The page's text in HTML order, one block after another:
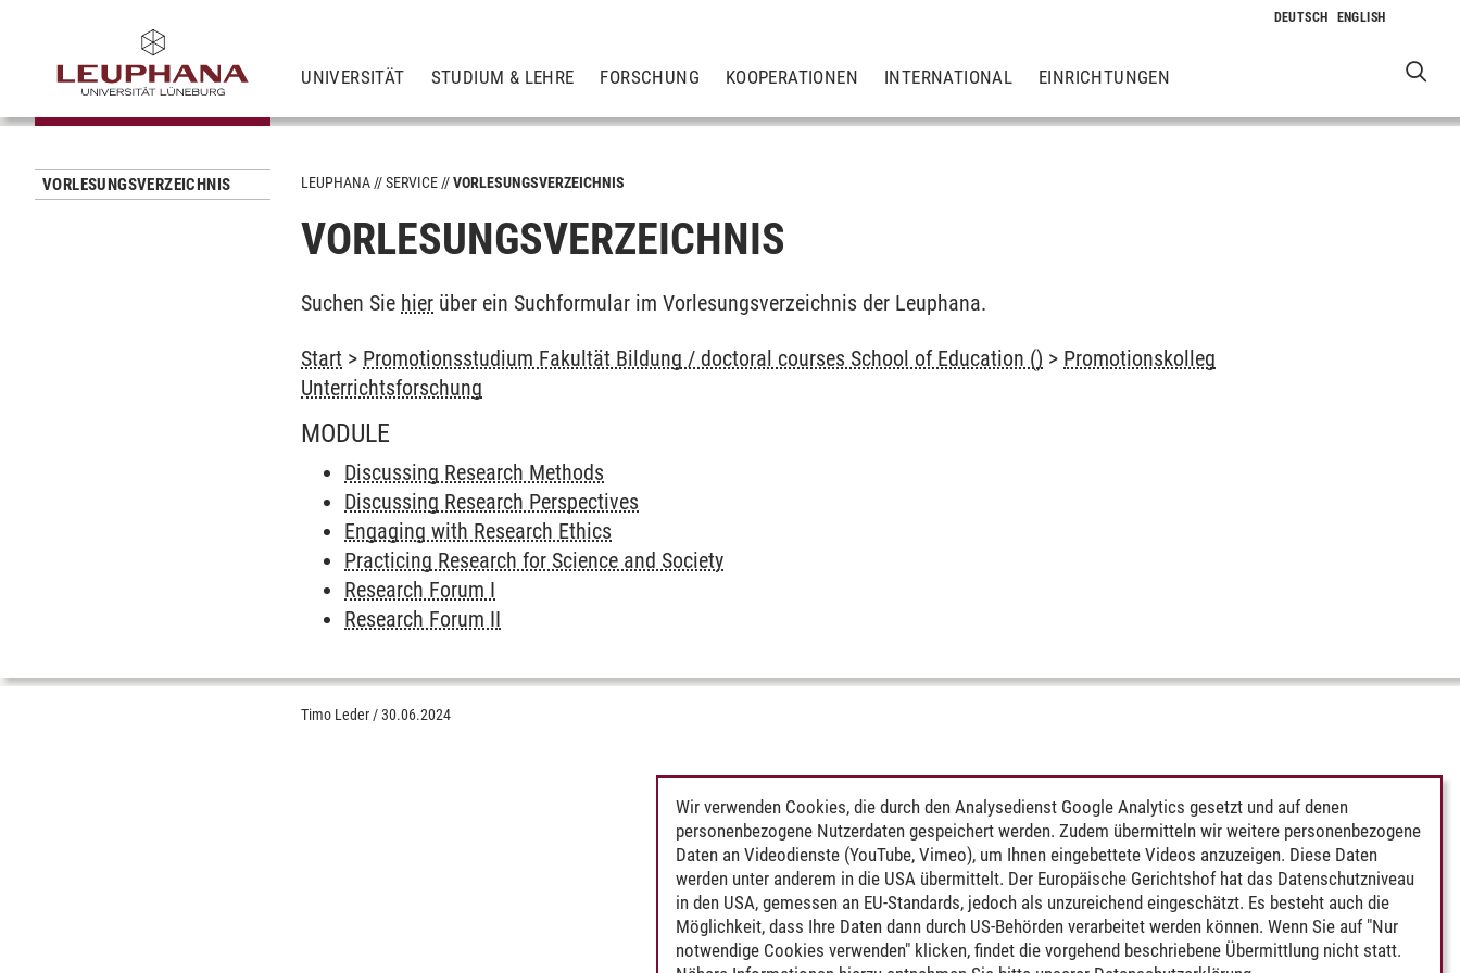
UNIVERSITÄT STUDIUM & LEHRE FORSCHUNG KOOPERATIONEN INTERNATIONAL EINRICHTUNGEN
VORLESUNGSVERZEICHNIS LEUPHANA SERVICE VORLESUNGSVERZEICHNIS
VORLESUNGSVERZEICHNIS
Suchen Sie hier über ein Suchformular im Vorlesungsverzeichnis der Leuphana.
Start > Promotionsstudium Fakultät Bildung / doctoral courses School of Education () > Promotionskolleg
Unterrichtsforschung
MODULE
Discussing Research Methods
Discussing Research Perspectives
Engaging with Research Ethics
Practicing Research for Science and Society
Research Forum I
Research Forum II
Timo Leder /30.06.2024
Wir verwenden Cookies, die durch den Analysedienst Google Analytics gesetzt und auf denen
personenbezogene Nutzerdaten gespeichert werden. Zudem übermitteln wir weitere personenbezogene
Daten an Videodienste (YouTube, Vimeo), um Ihnen eingebettete Videos anzuzeigen. Diese Daten
werden unter anderem in die USA übermittelt. Der Europäische Gerichtshof hat das Datenschutzniveau
in den USA, gemessen an EU-Standards, jedoch als unzureichend eingeschätzt. Es besteht auch die
Möglichkeit, dass Ihre Daten dann durch US-Behörden verarbeitet werden können. Wenn Sie auf "Nur
notwendige Cookies verwenden" klicken, findet die vorgehend beschriebene Übermittlung nicht statt.